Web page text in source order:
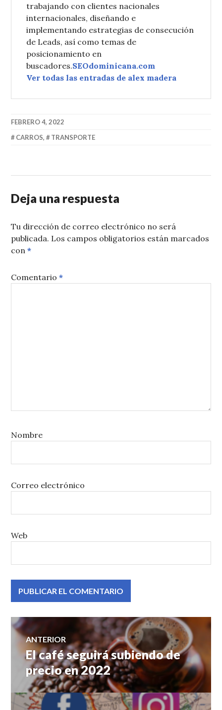
trabajando con clientes nacionales
internacionales, diseñando e
implementando estrategias de consecución
de Leads, así como temas de
posicionamiento en
buscadores.SEOdominicana.com
Ver todas las entradas de alex madera
FEBRERO 4, 2022
CARROS, TRANSPORTE
Deja una respuesta
Tu dirección de correo electrónico no será
publicada. Los campos obligatorios están marcados
con*
Comentario*
Nombre
Correo electrónico
Web
Navegación
de
entradas
ANTERIOR
Entrada
anterior:
El café seguirá subiendo de
precio en 2022